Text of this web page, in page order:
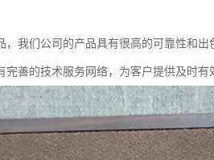
我们公司的产品具有很高的可靠性和
善的技术服务网络，为客户提供及时有